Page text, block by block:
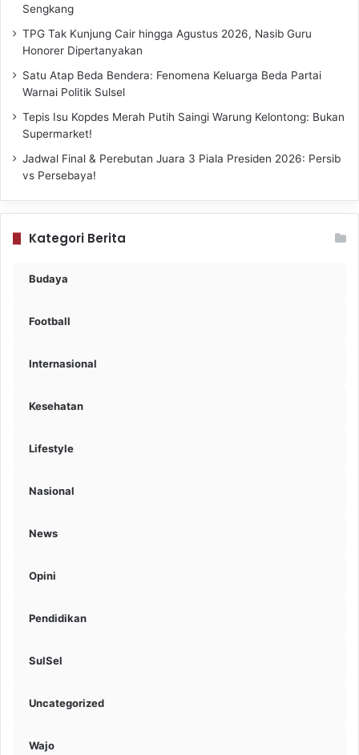
Sengkang
TPG Tak Kunjung Cair hingga Agustus 2026, Nasib Guru
Honorer Dipertanyakan
Satu Atap Beda Bendera: Fenomena Keluarga Beda Partai
Warnai Politik Sulsel
Tepis Isu Kopdes Merah Putih Saingi Warung Kelontong: Bukan
Supermarket!
Jadwal Final & Perebutan Juara 3 Piala Presiden 2026: Persib
vs Persebaya!
Kategori Berita
Budaya
Football
Internasional
Kesehatan
Lifestyle
Nasional
News
Opini
Pendidikan
SulSel
Uncategorized
Wajo